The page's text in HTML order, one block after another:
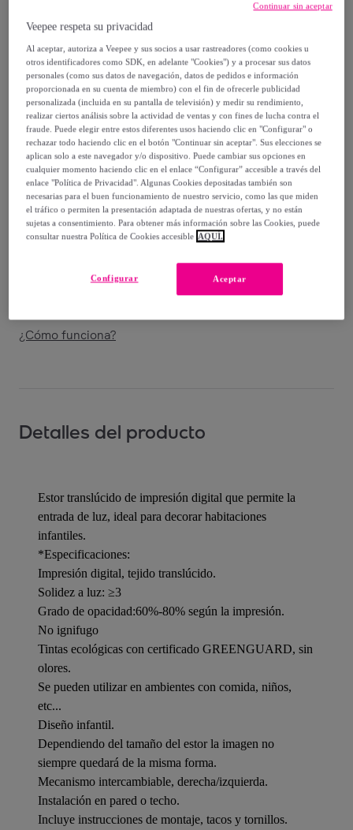
Desde
44,00 €
139, €
-68%
Vendido porHomeflex
Entrega
y el14/08
¿Cómo funciona?
Detalles del producto
Estor translúcido de impresión digital que permite la
entrada de luz, ideal para decorar habitaciones
infantiles.
*Especificaciones:
Impresión digital, tejido translúcido.
Solidez a luz: ≥3
Grado de opacidad:60%-80% según la impresión.
No ignifugo
Tintas ecológicas con certificado GREENGUARD, sin
olores.
Se pueden utilizar en ambientes con comida, niños,
etc...
Diseño infantil.
Dependiendo del tamaño del estor la imagen no
siempre quedará de la misma forma.
Mecanismo intercambiable, derecha/izquierda.
Instalación en pared o techo.
Incluye instrucciones de montaje, tacos y tornillos.
Veepee respeta su privacidad
Al aceptar, autoriza a Veepee y sus socios a usar rastreadores (como cookies u
otros identificadores como SDK, en adelante "Cookies") y a procesar sus datos
personales (como sus datos de navegación, datos de pedidos e información
proporcionada en su cuenta de miembro) con el fin de ofrecerle publicidad
personalizada (incluida en su pantalla de televisión) y medir su rendimiento,
realizar ciertos análisis sobre la actividad de ventas y con fines de lucha contra el
fraude. Puede elegir entre estos diferentes usos haciendo clic en "Configurar" o
rechazar todo haciendo clic en el botón "Continuar sin aceptar". Sus elecciones se
aplican solo a este navegador y/o dispositivo. Puede cambiar sus opciones en
cualquier momento haciendo clic en el enlace “Configurar” accesible a través del
enlace "Política de Privacidad". Algunas Cookies depositadas también son
necesarias para el buen funcionamiento de nuestro servicio, como las que miden
el tráfico o permiten la presentación adaptada de nuestras ofertas, y no están
sujetas a consentimiento. Para obtener más información sobre las Cookies, puede
consultar nuestra Política de Cookies accesible AQUÍ.
Aceptar
Configurar
Continuar sin aceptar